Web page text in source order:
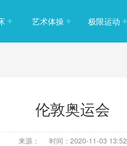
床
艺术体操 极限运动
伦敦奥运会
来源： 时间：2020-11-03 13:52